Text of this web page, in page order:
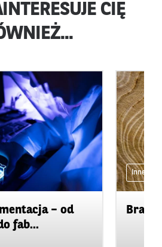
CIĘ
– od
fab...
Inne